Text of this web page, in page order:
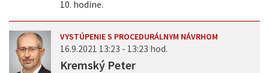
10. hodine.
VYSTÚPENIE S PROCEDURÁLNYM NÁVRHOM
16.9.2021 13:23 - 13:23 hod.
Kremský Peter